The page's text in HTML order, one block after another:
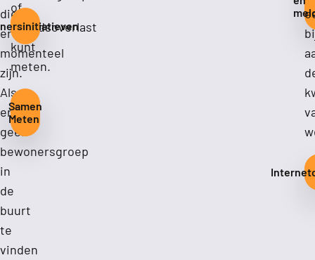
die
er
momenteel
zijn.
Als
er
geen
bewonersgroep
in
de
buurt
te
vinden
of
geluidsoverlast
kunt
meten.
Samen
Meten